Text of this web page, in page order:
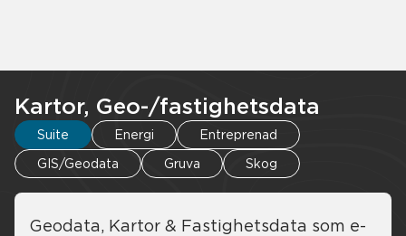
Kartor, Geo-/fastighetsdata
Suite Energi
Entreprenad
GIS/Geodata
Gruva Skog
Geodata, Kartor & Fastighetsdata som e-